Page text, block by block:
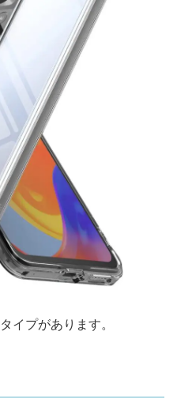
イプがあります。